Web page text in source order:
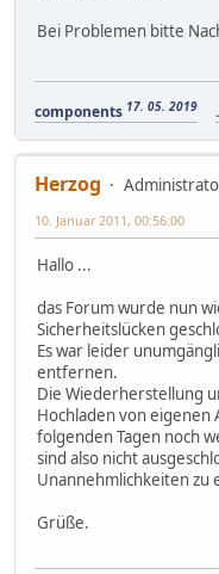
Bei Problemen bitte
components 17. 05. 2019
Herzog
10. Januar 2011, 00:56:00
Hallo ...
das Forum wurde nun
Sicherheitslücken
Es war leider
entfernen.
Die Wiederherstellung
Hochladen von
folgenden Tagen noch
sind also nicht
Unannehmlichkeiten zu
Grüße.